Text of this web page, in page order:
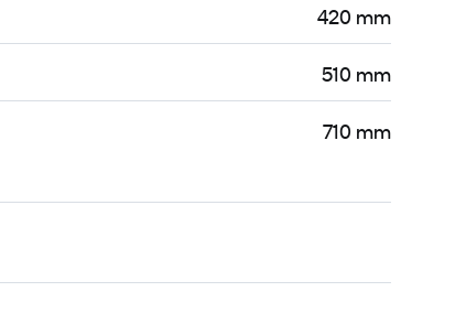
420 mm
510 mm
710 mm